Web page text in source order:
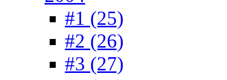
#1 (25)
#2 (26)
#3 (27)